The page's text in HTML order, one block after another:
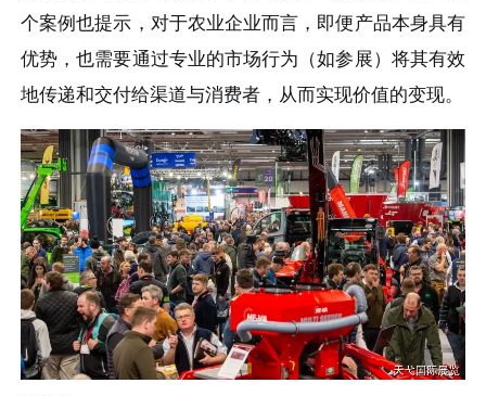
个案例也提示，对于农业企业而言，即便产品本身具有
优势，也需要通过专业的市场行为（如参展）将其有效
地传递和交付给渠道与消费者，从而实现价值的变现。